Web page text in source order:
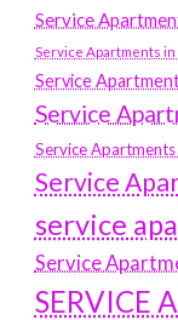
Service
Service Apartments
Service
Service
Service Apartments
Service
service
Service
SERVICE